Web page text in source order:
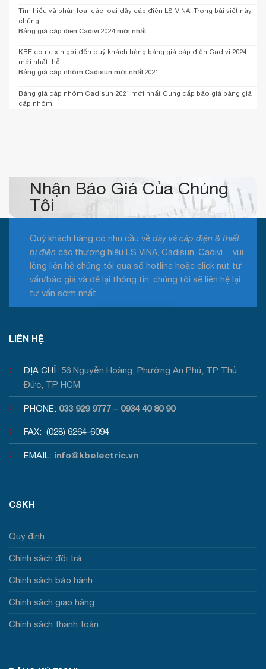
Tìm hiểu và phân loại các loại dây cáp điện LS-VINA. Trong bài viết này
chúng
Bảng giá cáp điện Cadivi 2024 mới nhất
KBElectric xin gởi đến quý khách hàng bảng giá cáp điện Cadivi 2024
mới nhất, hỗ
Bảng giá cáp nhôm Cadisun mới nhất 2021
Bảng giá cáp nhôm Cadisun 2021 mới nhất Cung cấp báo giá bảng giá
cáp nhôm
Nhận Báo Giá Của Chúng
Tôi
Quý khách hàng có nhu cầu về dây và cáp điện & thiết
bị điện các thương hiệu LS VINA, Cadisun, Cadivi ... vui
lòng liên hệ chúng tôi qua số hotline hoặc click nút tư
vấn/báo giá và để lại thông tin, chúng tôi sẽ liên hệ lại
tư vấn sớm nhất.
LIÊN HỆ
ĐỊA CHỈ: 56 Nguyễn Hoàng, Phường An Phú, TP Thủ
Đức, TP HCM
PHONE: 033 929 9777 – 0934 40 80 90
FAX: (028) 6264-6094
EMAIL: info@kbelectric.vn
CSKH
Quy định
Chính sách đổi trả
Chính sách bảo hành
Chính sách giao hàng
Chính sách thanh toán